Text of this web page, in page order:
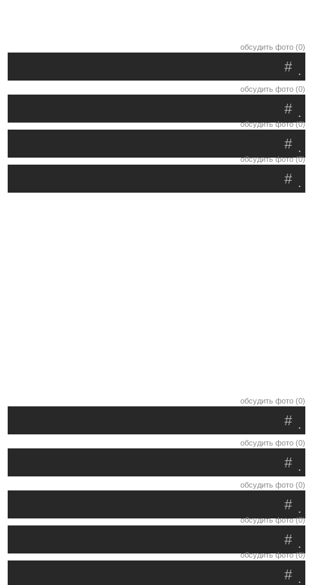
обсудить фото (0)
.
#
обсудить фото (0)
.
#
обсудить фото (0)
.
#
обсудить фото (0)
.
#
обсудить фото (0)
.
#
обсудить фото (0)
.
#
обсудить фото (0)
.
#
обсудить фото (0)
.
#
обсудить фото (0)
.
#